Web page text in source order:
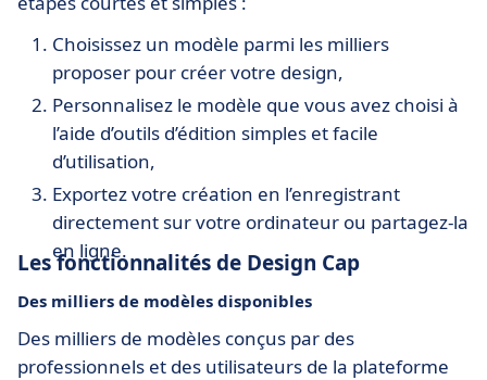
Choisissez un modèle parmi les milliers
proposer pour créer votre design,
Personnalisez le modèle que vous avez choisi à
l’aide d’outils d’édition simples et facile
d’utilisation,
Exportez votre création en l’enregistrant
directement sur votre ordinateur ou partagez-la
en ligne.
Les fonctionnalités de Design Cap
Des milliers de modèles disponibles
Des milliers de modèles conçus par des
professionnels et des utilisateurs de la plateforme